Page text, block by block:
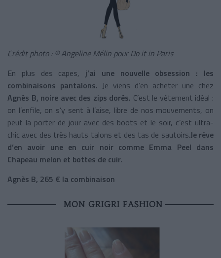
Crédit photo : © Angeline Mélin pour Do it in Paris
En plus des capes, j’ai une nouvelle obsession : les
combinaisons pantalons. Je viens d’en acheter une chez
Agnès B, noire avec des zips dorés. C’est le vêtement idéal :
on l’enfile, on s’y sent à l’aise, libre de nos mouvements, on
peut la porter de jour avec des boots et le soir, c’est ultra-
chic avec des très hauts talons et des tas de sautoirs.Je rêve
d’en avoir une en cuir noir comme Emma Peel dans
Chapeau melon et bottes de cuir.
Agnès B, 265 € la combinaison
MON GRIGRI FASHION